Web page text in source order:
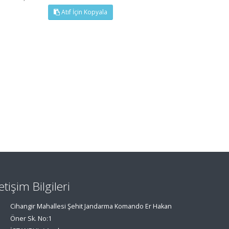
Atıf İçin Kopyala
Bilgileri
Cihangir Mahallesi Şehit Jandarma Komando Er Hakan
Öner Sk. No:1